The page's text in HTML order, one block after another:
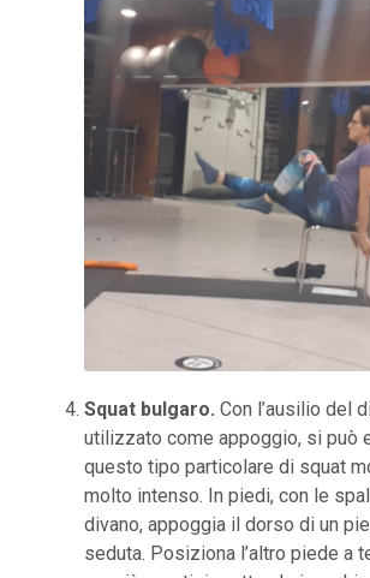
Squat bulgaro. Con l’ausilio del
utilizzato come appoggio, si può
questo tipo particolare di squat
molto intenso. In piedi, con le
divano, appoggia il dorso di un
seduta. Posiziona l’altro piede a